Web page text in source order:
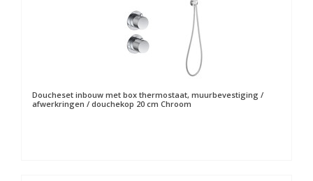
Doucheset inbouw met box thermostaat, muurbevestiging /
afwerkringen / douchekop 20 cm Chroom